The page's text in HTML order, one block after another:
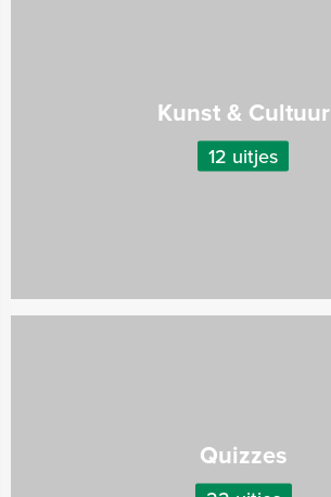
Kunst & Cultuur
12 uitjes
Quizzes